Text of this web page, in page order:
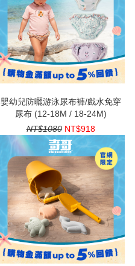
嬰幼兒防曬游泳尿布褲/戲水免穿
尿布 (12-18M / 18-24M)
NT$1080 NT$918